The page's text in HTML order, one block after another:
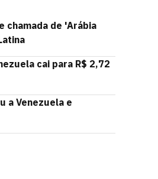
chamada de 'Arábia
cai para R$ 2,72
a Venezuela e